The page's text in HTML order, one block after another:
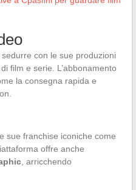
con le sue produzioni
film e serie. L’abbonamento
la consegna rapida e
sue franchise iconiche come
offre anche
, arricchendo